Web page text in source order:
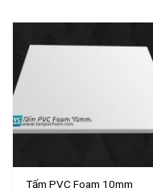
Tấm PVC Foam 10mm